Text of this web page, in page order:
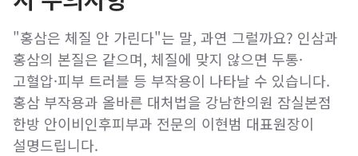
"홍삼은 체질 안 가린다"는 말, 과연 그럴까요? 인삼과
홍삼의 본질은 같으며, 체질에 맞지 않으면 두통·
고혈압·피부 트러블 등 부작용이 나타날 수 있습니다.
홍삼 부작용과 올바른 대처법을 강남한의원 잠실본점
한방 안이비인후피부과 전문의 이현범 대표원장이
설명드립니다.